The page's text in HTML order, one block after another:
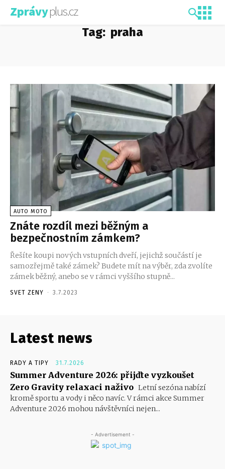
Zprávyplus.cz
Tag: praha
AUTO MOTO
Znáte rozdíl mezi běžným a
bezpečnostním zámkem?
Řešíte koupi nových vstupních dveří, jejichž součástí je
samozřejmě také zámek? Budete mít na výběr, zda zvolíte
zámek běžný, anebo se v rámci vyššího stupně...
SVET ZENY - 3.7.2023
Latest news
RADY A TIPY 31.7.2026
Summer Adventure 2026: přijďte vyzkoušet
Zero Gravity relaxaci naživo Letní sezóna nabízí
kromě sportu a vody i něco navíc. V rámci akce Summer
Adventure 2026 mohou návštěvníci nejen...
- Advertisement -